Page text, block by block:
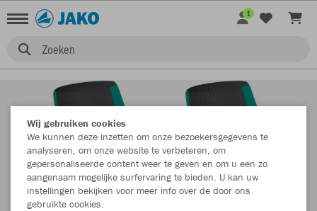
Zoeken
1
Wij gebruiken cookies
We kunnen deze inzetten om onze bezoekersgegevens te
analyseren, om onze website te verbeteren, om
gepersonaliseerde content weer te geven en om u een zo
aangenaam mogelijke surfervaring te bieden. U kan uw
instellingen bekijken voor meer info over de door ons
gebruikte cookies.